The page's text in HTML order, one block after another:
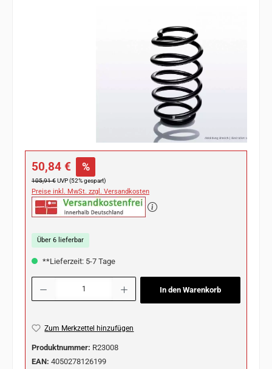
Verkaufspreis:
50,84 € %
Regulärer Preis:
105,91 €UVP (52% gespart)
Preise inkl. MwSt. zzgl. Versandkosten
Über 6 lieferbar
**Lieferzeit: 5-7 Tage
Produkt Anzahl: Gib den gewünschten Wert ein oder benutze die Schaltflächen
In den Warenkorb
Zum Merkzettel hinzufügen
Produktnummer: R23008
EAN: 4050278126199